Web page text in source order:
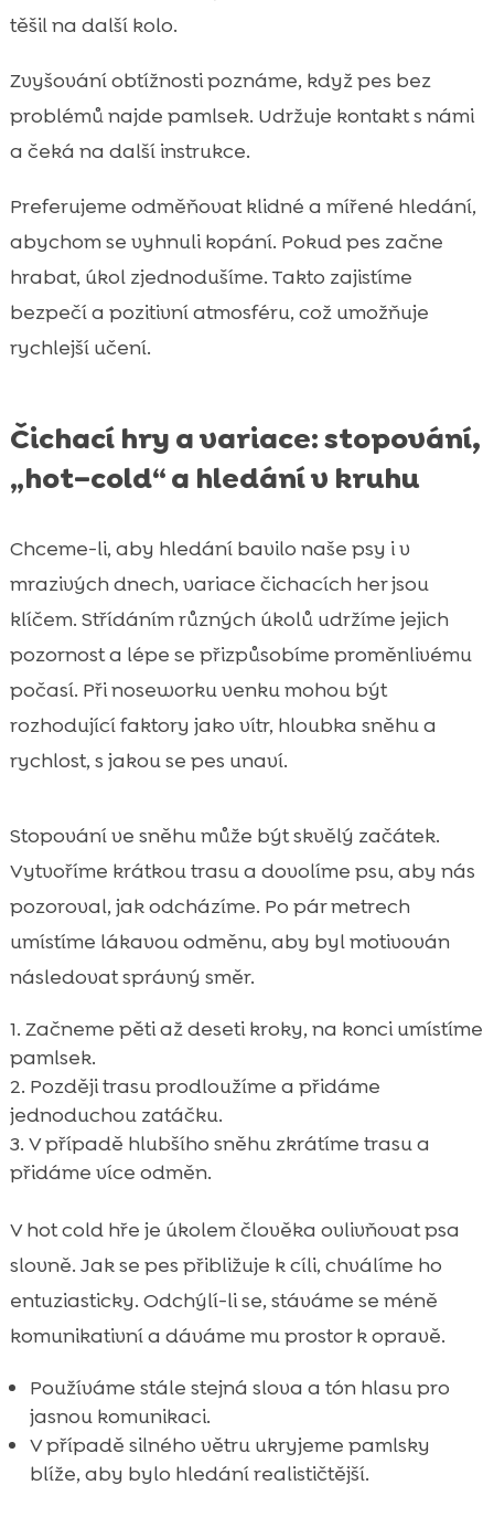
těšil na další kolo.
Zvyšování obtížnosti poznáme, když pes bez
problémů najde pamlsek. Udržuje kontakt s námi
a čeká na další instrukce.
Preferujeme odměňovat klidné a mířené hledání,
abychom se vyhnuli kopání. Pokud pes začne
hrabat, úkol zjednodušíme. Takto zajistíme
bezpečí a pozitivní atmosféru, což umožňuje
rychlejší učení.
Čichací hry a variace: stopování,
„hot–cold“ a hledání v kruhu
Chceme-li, aby hledání bavilo naše psy i v
mrazivých dnech, variace čichacích her jsou
klíčem. Střídáním různých úkolů udržíme jejich
pozornost a lépe se přizpůsobíme proměnlivému
počasí. Při noseworku venku mohou být
rozhodující faktory jako vítr, hloubka sněhu a
rychlost, s jakou se pes unaví.
Stopování ve sněhu může být skvělý začátek.
Vytvoříme krátkou trasu a dovolíme psu, aby nás
pozoroval, jak odcházíme. Po pár metrech
umístíme lákavou odměnu, aby byl motivován
následovat správný směr.
Začneme pěti až deseti kroky, na konci umístíme
pamlsek.
Později trasu prodloužíme a přidáme
jednoduchou zatáčku.
V případě hlubšího sněhu zkrátíme trasu a
přidáme více odměn.
V hot cold hře je úkolem člověka ovlivňovat psa
slovně. Jak se pes přibližuje k cíli, chválíme ho
entuziasticky. Odchýlí-li se, stáváme se méně
komunikativní a dáváme mu prostor k opravě.
Používáme stále stejná slova a tón hlasu pro
jasnou komunikaci.
V případě silného větru ukryjeme pamlsky
blíže, aby bylo hledání realističtější.